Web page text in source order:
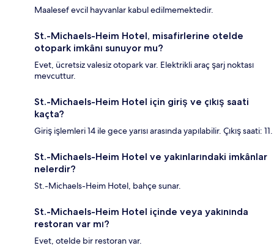
Maalesef evcil hayvanlar kabul edilmemektedir.
St.-Michaels-Heim Hotel, misafirlerine otelde
otopark imkânı sunuyor mu?
Evet, ücretsiz valesiz otopark var. Elektrikli araç şarj noktası
mevcuttur.
St.-Michaels-Heim Hotel için giriş ve çıkış saati
kaçta?
Giriş işlemleri 14 ile gece yarısı arasında yapılabilir. Çıkış saati: 11.
St.-Michaels-Heim Hotel ve yakınlarındaki imkânlar
nelerdir?
St.-Michaels-Heim Hotel, bahçe sunar.
St.-Michaels-Heim Hotel içinde veya yakınında
restoran var mı?
Evet, otelde bir restoran var.